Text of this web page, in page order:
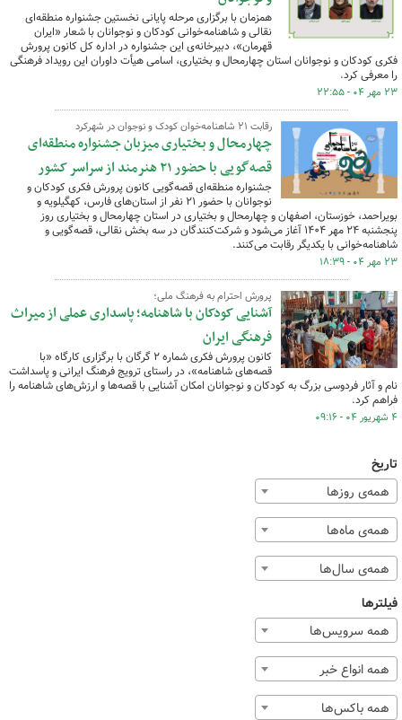
همزمان با برگزاری مرحله پایانی نخستین جشنواره منطقه‌ای
نقالی و شاهنامه‌خوانی کودکان و نوجوانان با شعار «ایران
قهرمان»، دبیرخانه‌ی این جشنواره در اداره کل کانون پرورش
فکری کودکان و نوجوانان استان چهارمحال و بختیاری، اسامی هیأت داوران این رویداد فرهنگی
را معرفی کرد.
۲۳ مهر ۰۴ - ۲۲:۵۵
رقابت ۲۱ شاهنامه‌خوان کودک و نوجوان در شهرکرد
چهارمحال و بختیاری میزبان جشنواره منطقه‌ای
قصه‌گویی با حضور ۲۱ هنرمند از سراسر کشور
جشنواره منطقه‌ای قصه‌گویی کانون پرورش فکری کودکان و
نوجوانان با حضور ۲۱ نفر از استان‌های فارس، کهگیلویه و
بویراحمد، خوزستان، اصفهان و چهارمحال و بختیاری در استان چهارمحال و بختیاری روز
پنجشنبه ۲۴ مهر ۱۴۰۴ آغاز می‌شود و شرکت‌کنندگان در سه بخش نقالی، قصه‌گویی و
شاهنامه‌خوانی با یکدیگر رقابت می‌کنند.
۲۳ مهر ۰۴ - ۱۸:۳۹
پرورش احترام به فرهنگ ملی؛
آشنایی کودکان با شاهنامه؛ پاسداری عملی از میراث
فرهنگی ایران
کانون پرورش فکری شماره ۲ گرگان با برگزاری کارگاه «با
قصه‌های شاهنامه»، در راستای ترویج فرهنگ ایرانی و پاسداشت
نام و آثار فردوسی بزرگ به کودکان و نوجوانان امکان آشنایی با قصه‌ها و ارزش‌های شاهنامه را
فراهم کرد.
۴ شهریور ۰۴ - ۰۹:۱۶
تاریخ
همه‌ی روزها
همه‌ی ماه‌ها
همه‌ی سال‌ها
فیلترها
همه سرویس‌ها
همه انواع خبر
همه باکس‌ها